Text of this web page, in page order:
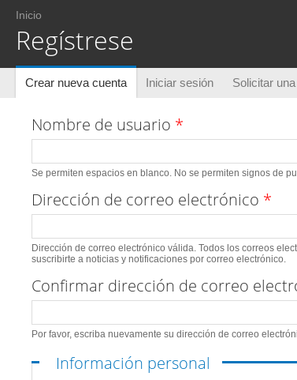
Usted está aquí
Inicio
Regístrese
Solapas principales
Crear nueva cuenta (solapa activa)
Iniciar sesión Solicitar
Nombre de usuario *
Se permiten espacios en blanco. No se permiten signos de
Dirección de correo electrónico *
Dirección de correo electrónico válida. Todos los correos
suscribirte a noticias y notificaciones por correo electrónico.
Confirmar dirección de correo
Por favor, escriba nuevamente su dirección de correo
Ocultar
Información personal